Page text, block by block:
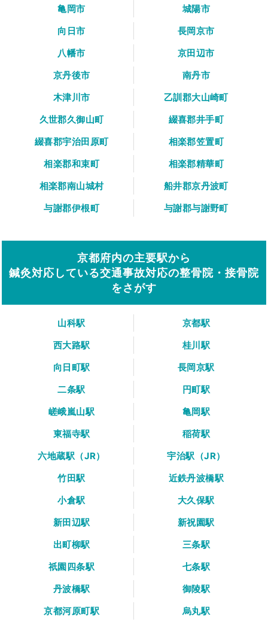
亀岡市
城陽市
向日市
長岡京市
八幡市
京田辺市
京丹後市
南丹市
木津川市
乙訓郡大山崎町
久世郡久御山町
綴喜郡井手町
綴喜郡宇治田原町
相楽郡笠置町
相楽郡和束町
相楽郡精華町
相楽郡南山城村
船井郡京丹波町
与謝郡伊根町
与謝郡与謝野町
京都府内の主要駅から
鍼灸対応している交通事故対応の整骨院・接骨院
をさがす
山科駅
京都駅
西大路駅
桂川駅
向日町駅
長岡京駅
二条駅
円町駅
嵯峨嵐山駅
亀岡駅
東福寺駅
稲荷駅
六地蔵駅（JR）
宇治駅（JR）
竹田駅
近鉄丹波橋駅
小倉駅
大久保駅
新田辺駅
新祝園駅
出町柳駅
三条駅
祇園四条駅
七条駅
丹波橋駅
御陵駅
京都河原町駅
烏丸駅